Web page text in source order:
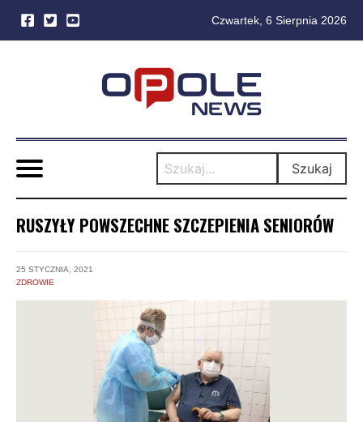
Czwartek, 6 Sierpnia 2026
Szukaj
RUSZYŁY POWSZECHNE SZCZEPIENIA SENIORÓW
25 STYCZNIA, 2021
ZDROWIE